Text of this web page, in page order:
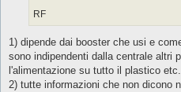
RF
1) dipende dai booster che usi e
sono indipendenti dalla centrale altri
l'alimentazione su tutto il plastico etc.
2) tutte informazioni che non dicono